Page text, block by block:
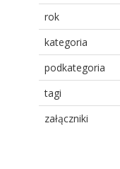
rok
kategoria
podkategoria
tagi
załączniki